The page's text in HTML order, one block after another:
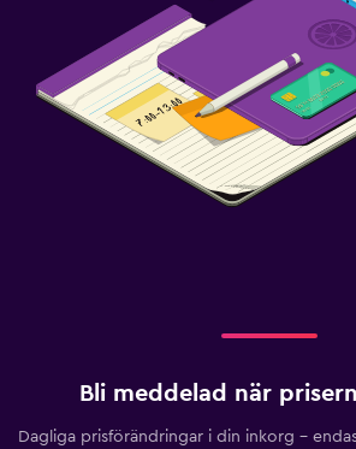
Bli meddelad när
Dagliga prisförändringar i din inkorg –